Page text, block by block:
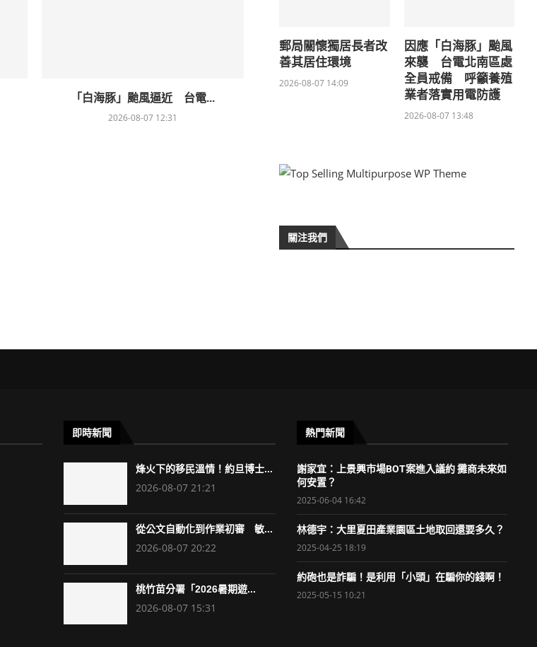
「白海豚」颱風逼近 台電...
2026-08-07 12:31
郵局關懷獨居長者改
善其居住環境
2026-08-07 14:09
因應「白海豚」颱風
來襲 台電北南區處
全員戒備 呼籲養殖
業者落實用電防護
2026-08-07 13:48
關注我們
即時新聞
烽火下的移民溫情！約旦博士...
2026-08-07 21:21
從公文自動化到作業初審 敏...
2026-08-07 20:22
桃竹苗分署「2026暑期遊...
2026-08-07 15:31
熱門新聞
謝家宜：上景興市場BOT案進入議約 攤商未來如
何安置？
2025-06-04 16:42
林德宇：大里夏田產業園區土地取回還要多久？
2025-04-25 18:19
約砲也是詐騙！是利用「小頭」在騙你的錢啊！
2025-05-15 10:21